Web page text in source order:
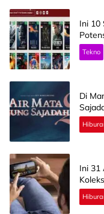
Ini 10
Tekno
Di
Ini 31